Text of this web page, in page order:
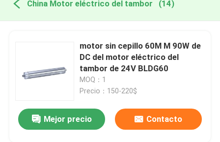
China Motor eléctrico del tambor (14)
motor sin cepillo 60M M 90W de
DC del motor eléctrico del
tambor de 24V BLDG60
MOQ：1
Precio：150-220$
Mejor precio Contacto